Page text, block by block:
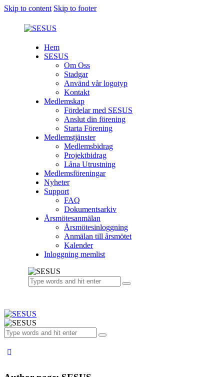
Skip to content Skip to footer
Hem
SESUS
Om Oss
Stadgar
Använd vår logotyp
Kontakt
Medlemskap
Fördelar med SESUS
Anslut din förening
Starta Förening
Medlemstjänster
Medlemsbidrag
Projektbidrag
Låna Utrustning
Medlemsföreningar
Nyheter
Support
FAQ
Dokumentsarkiv
Årsmötesanmälan
Årsmötesinloggning
Anmälan till årsmötet
Kalender
Inloggning memlist